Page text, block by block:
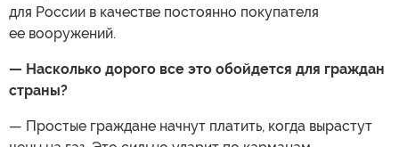
для России в качестве постоянно покупателя
ее вооружений.
— Насколько дорого все это обойдется для граждан
страны?
— Простые граждане начнут платить, когда вырастут